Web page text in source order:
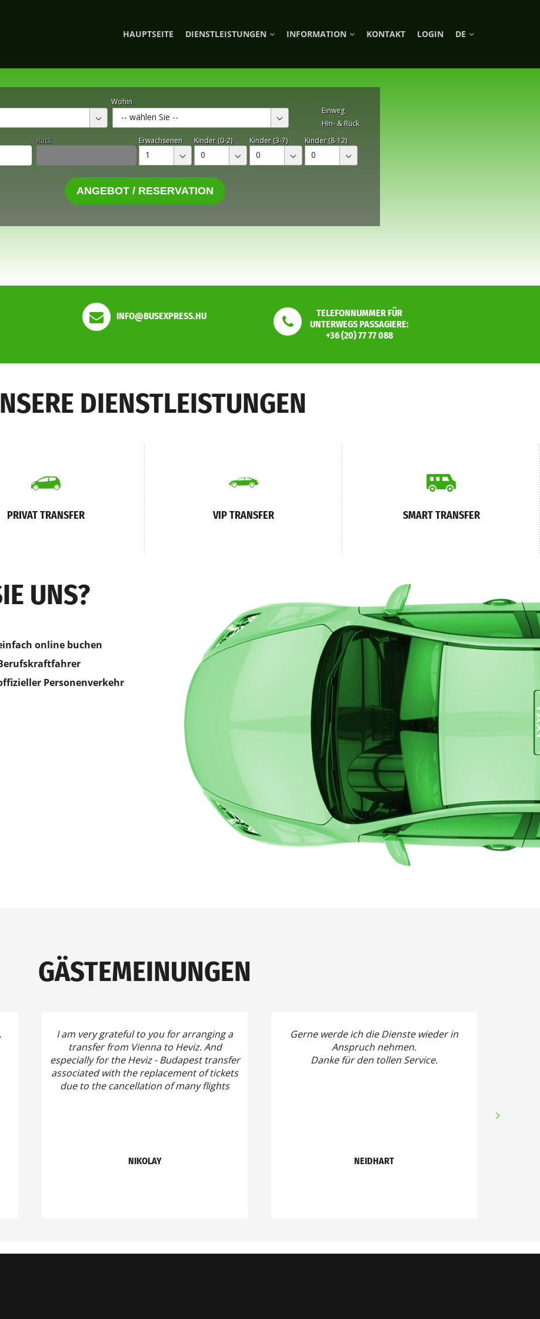
HAUPTSEITE DIENSTLEISTUNGEN INFORMATION KONTAKT LOGIN DE
Wohin
-- wählen Sie --
Einweg
Hin- & Rück
Rück Erwachsenen
1
Kinder (0-2)
0
Kinder (3-7)
0
Kinder (8-12)
0
ANGEBOT / RESERVATION
INFO@BUSEXPRESS.HU
TELEFONNUMMER FÜR
UNTERWEGS PASSAGIERE:
+36 (20) 77 77 088
DIENSTLEISTUNGEN
PRIVAT TRANSFER VIP TRANSFER SMART TRANSFER
UNS?
online buchen
Personenverkehr
GÄSTEMEINUNGEN
I am very grateful to you for arranging a
transfer from Vienna to Heviz.And
especially for the Heviz - Budapest transfer
associated with the replacement of tickets
due to the cancellation of many flights
NIKOLAY
Gerne werde ich die Dienste wieder in
Anspruch nehmen.
Danke für den tollen Service.
NEIDHART